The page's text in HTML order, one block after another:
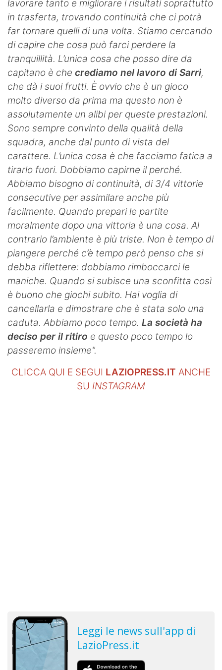
lavorare tanto e migliorare i risultati soprattutto
in trasferta, trovando continuità che ci potrà
far tornare quelli di una volta. Stiamo cercando
di capire che cosa può farci perdere la
tranquillità. L’unica cosa che posso dire da
capitano è che crediamo nel lavoro di Sarri,
che dà i suoi frutti. È ovvio che è un gioco
molto diverso da prima ma questo non è
assolutamente un alibi per queste prestazioni.
Sono sempre convinto della qualità della
squadra, anche dal punto di vista del
carattere. L’unica cosa è che facciamo fatica a
tirarlo fuori. Dobbiamo capirne il perché.
Abbiamo bisogno di continuità, di 3/4 vittorie
consecutive per assimilare anche più
facilmente. Quando prepari le partite
moralmente dopo una vittoria è una cosa. Al
contrario l’ambiente è più triste. Non è tempo di
piangere perché c’è tempo però penso che si
debba riflettere: dobbiamo rimboccarci le
maniche. Quando si subisce una sconfitta così
è buono che giochi subito. Hai voglia di
cancellarla e dimostrare che è stata solo una
caduta. Abbiamo poco tempo. La società ha
deciso per il ritiro e questo poco tempo lo
passeremo insieme".
CLICCA QUI E SEGUI LAZIOPRESS.IT ANCHE
SU INSTAGRAM